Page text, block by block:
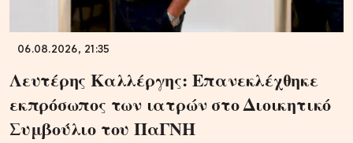
06.08.2026, 21:35
Λευτέρης Καλλέργης: Επανεκλέχθηκε
εκπρόσωπος των ιατρών στο Διοικητικό
Συμβούλιο του ΠαΓΝΗ